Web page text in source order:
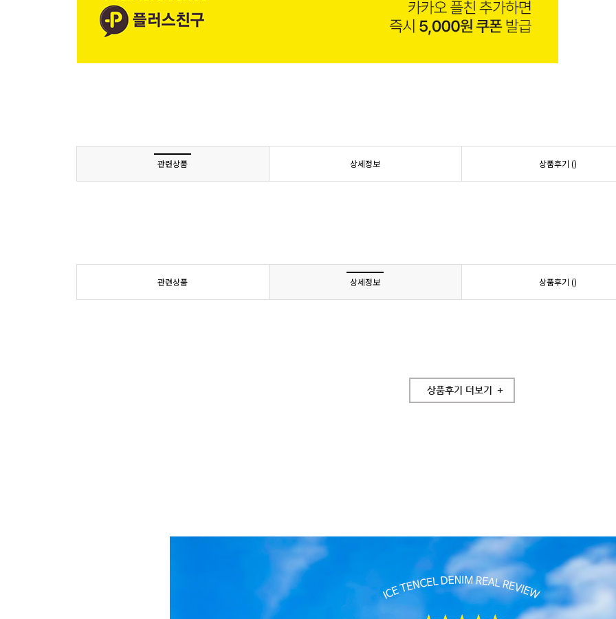
관련상품 상세정보 상품후기 ()
관련상품 상세정보 상품후기 ()